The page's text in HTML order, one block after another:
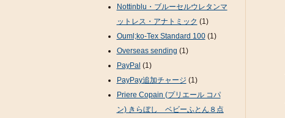
Nottinblu・ブルーセルウレタンマ
ットレス・アナトミック (1)
Ouml;ko-Tex Standard 100(1)
Overseas sending (1)
PayPal (1)
PayPay追加チャージ (1)
Priere Copain (プリエール コパ
ン) きらぼし ベビーふとん８点